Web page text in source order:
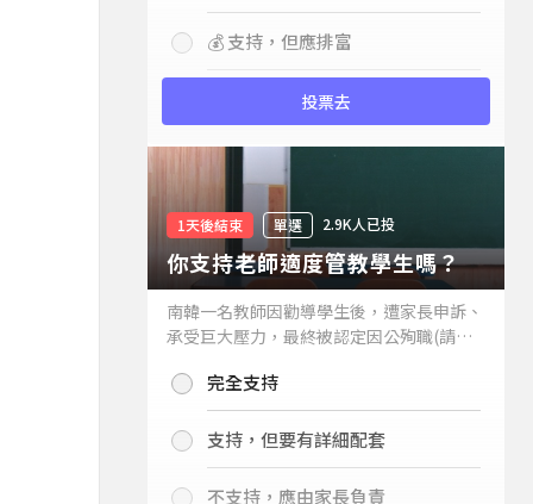
💰 支持，但應排富
投票去
1天後結束 單選 2.9K人已投
你支持老師適度管教學生嗎？
南韓一名教師因勸導學生後，遭家長申訴、
承受巨大壓力，最終被認定因公殉職(請見
你支持老師適度管教學生嗎？
完全支持
支持，但要有詳細配套
不支持，應由家長負責